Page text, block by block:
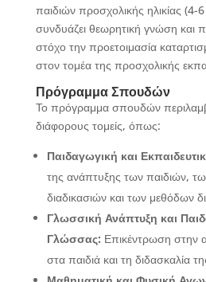
παιδιών προσχολικής ηλικίας
συνδυάζει θεωρητική γνώση και
στόχο την προετοιμασία
στον τομέα της προσχολικής
Πρόγραμμα Σπουδών
Το πρόγραμμα σπουδών
διάφορους τομείς, όπως:
Παιδαγωγική και
της ανάπτυξης των παιδιών,
διαδικασιών και των μεθόδων
Γλωσσική Ανάπτυξη και
Γλώσσας: Επικέντρωση στην
στα παιδιά και τη διδασκαλία